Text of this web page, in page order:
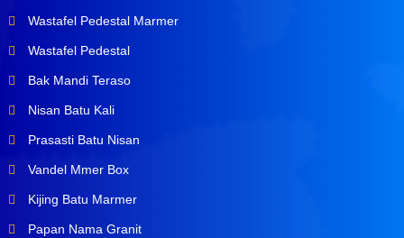
Wastafel Pedestal Marmer
Wastafel Pedestal
Bak Mandi Teraso
Nisan Batu Kali
Prasasti Batu Nisan
Vandel Mmer Box
Kijing Batu Marmer
Papan Nama Granit